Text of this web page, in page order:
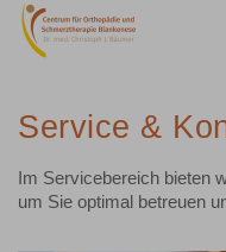
Service &
Im Servicebereich bieten
um Sie optimal betreuen